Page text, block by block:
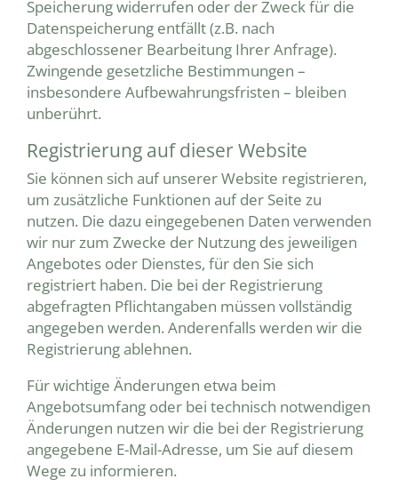
Speicherung widerrufen oder der Zweck für die
Datenspeicherung entfällt (z.B. nach
abgeschlossener Bearbeitung Ihrer Anfrage).
Zwingende gesetzliche Bestimmungen –
insbesondere Aufbewahrungsfristen – bleiben
unberührt.
Registrierung auf dieser Website
Sie können sich auf unserer Website registrieren,
um zusätzliche Funktionen auf der Seite zu
nutzen. Die dazu eingegebenen Daten verwenden
wir nur zum Zwecke der Nutzung des jeweiligen
Angebotes oder Dienstes, für den Sie sich
registriert haben. Die bei der Registrierung
abgefragten Pflichtangaben müssen vollständig
angegeben werden. Anderenfalls werden wir die
Registrierung ablehnen.
Für wichtige Änderungen etwa beim
Angebotsumfang oder bei technisch notwendigen
Änderungen nutzen wir die bei der Registrierung
angegebene E-Mail-Adresse, um Sie auf diesem
Wege zu informieren.